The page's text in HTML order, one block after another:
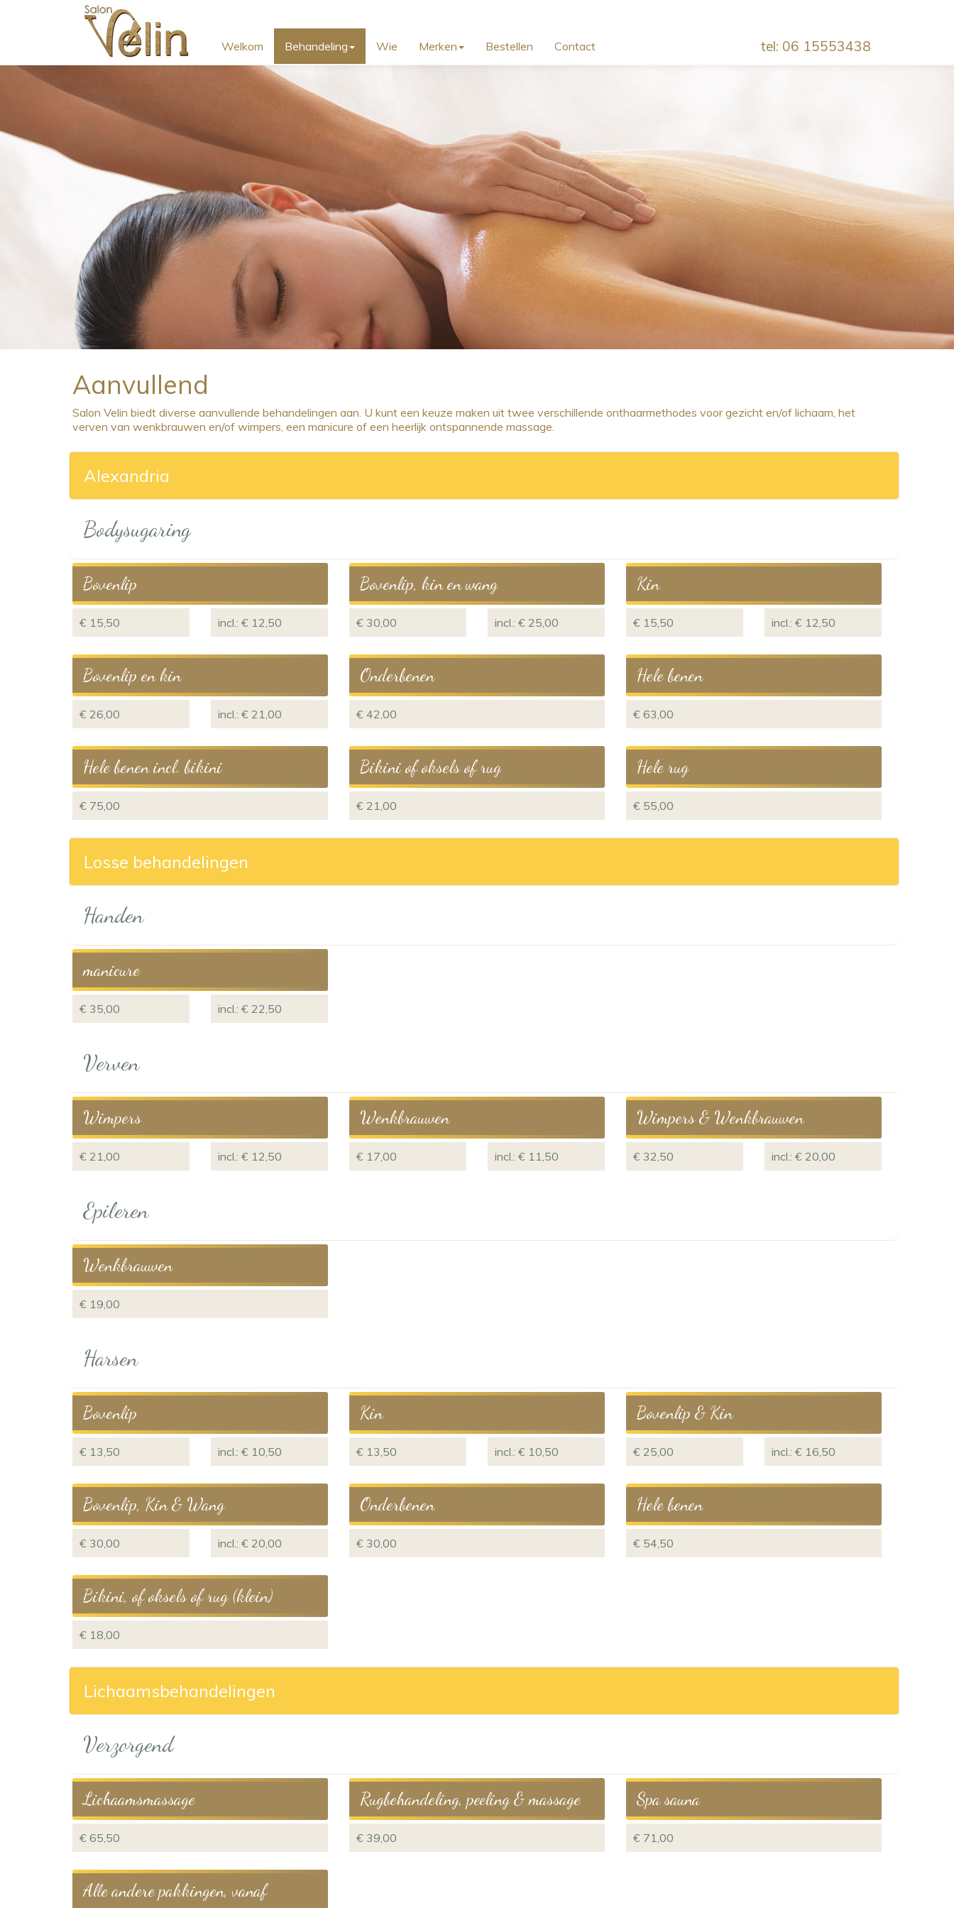
Welkom Behandeling Wie Merken Bestellen Contact tel: 06 15553438
Aanvullend
Salon Velin biedt diverse aanvullende behandelingen aan. U kunt een keuze maken uit twee verschillende onthaarmethodes voor gezicht en/of lichaam, het
verven van wenkbrauwen en/of wimpers, een manicure of een heerlijk ontspannende massage.
Alexandria
Bodysugaring
Bovenlip
€ 15,50 incl.: € 12,50
Bovenlip, kin en wang
€ 30,00 incl.: € 25,00
Kin
€ 15,50 incl.: € 12,50
Bovenlip en kin
€ 26,00 incl.: € 21,00
Onderbenen
€ 42,00
Hele benen
€ 63,00
Hele benen incl. bikini
€ 75,00
Bikini of oksels of rug
€ 21,00
Hele rug
€ 55,00
Losse behandelingen
Handen
manicure
€ 35,00 incl.: € 22,50
Verven
Wimpers
€ 21,00 incl.: € 12,50
Wenkbrauwen
€ 17,00 incl.: € 11,50
Wimpers & Wenkbrauwen
€ 32,50 incl.: € 20,00
Epileren
Wenkbrauwen
€ 19,00
Harsen
Bovenlip
€ 13,50 incl.: € 10,50
Kin
€ 13,50 incl.: € 10,50
Bovenlip & Kin
€ 25,00 incl.: € 16,50
Bovenlip, Kin & Wang
€ 30,00 incl.: € 20,00
Onderbenen
€ 30,00
Hele benen
€ 54,50
Bikini, of oksels of rug (klein)
€ 18,00
Lichaamsbehandelingen
Verzorgend
Lichaamsmassage
€ 65,50
Rugbehandeling, peeling & massage
€ 39,00
Spa sauna
€ 71,00
Alle andere pakkingen, vanaf